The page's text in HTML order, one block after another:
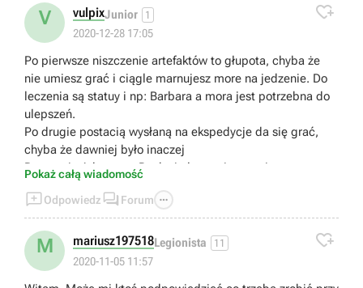
V vulpixJunior 1
2020-12-28 17:05

Po pierwsze niszczenie artefaktów to głupota, chyba że
nie umiesz grać i ciągle marnujesz more na jedzenie. Do
leczenia są statuy i np: Barbara a mora jest potrzebna do
ulepszeń.
Po drugie postacią wysłaną na ekspedycje da się grać,
chyba że dawniej było inaczej
Po trzecie Adventure Rank nie łączy się z poziomem, to
Rank abym mógł podnieść poziom broni,postaci itd
Po czwarte w Spiral Abyss da się leczyć jedzeniem
Po piąte na stronie z Shrines of Depths podobno jest
napisane gdzie je znaleźć ???
Po szóste Ulepszanie postaci, Jeśli gracze F2P nie
Pokaż całą wiadomość
Odpowiedz  Forum 
M mariusz197518Legionista 11
2020-11-05 11:57
